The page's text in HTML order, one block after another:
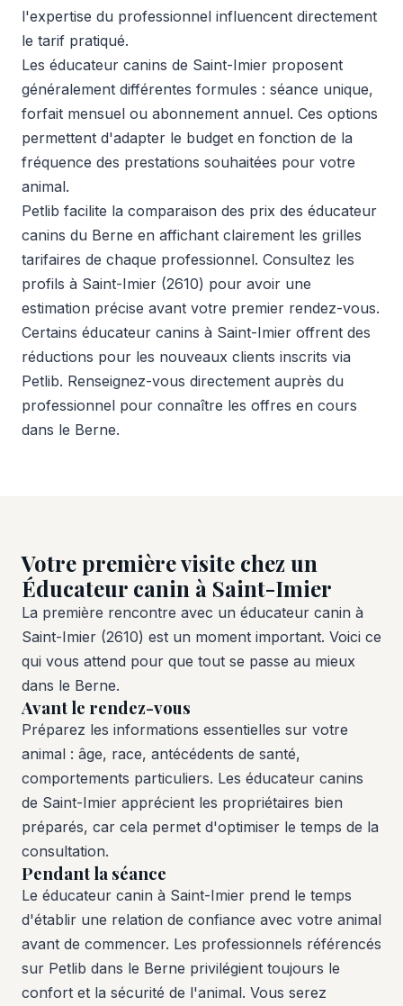
l'expertise du professionnel influencent directement
le tarif pratiqué.
Les éducateur canins de Saint-Imier proposent
généralement différentes formules : séance unique,
forfait mensuel ou abonnement annuel. Ces options
permettent d'adapter le budget en fonction de la
fréquence des prestations souhaitées pour votre
animal.
Petlib facilite la comparaison des prix des éducateur
canins du Berne en affichant clairement les grilles
tarifaires de chaque professionnel. Consultez les
profils à Saint-Imier (2610) pour avoir une
estimation précise avant votre premier rendez-vous.
Certains éducateur canins à Saint-Imier offrent des
réductions pour les nouveaux clients inscrits via
Petlib. Renseignez-vous directement auprès du
professionnel pour connaître les offres en cours
dans le Berne.
Votre première visite chez un
Éducateur canin à Saint-Imier
La première rencontre avec un éducateur canin à
Saint-Imier (2610) est un moment important. Voici ce
qui vous attend pour que tout se passe au mieux
dans le Berne.
Avant le rendez-vous
Préparez les informations essentielles sur votre
animal : âge, race, antécédents de santé,
comportements particuliers. Les éducateur canins
de Saint-Imier apprécient les propriétaires bien
préparés, car cela permet d'optimiser le temps de la
consultation.
Pendant la séance
Le éducateur canin à Saint-Imier prend le temps
d'établir une relation de confiance avec votre animal
avant de commencer. Les professionnels référencés
sur Petlib dans le Berne privilégient toujours le
confort et la sécurité de l'animal. Vous serez